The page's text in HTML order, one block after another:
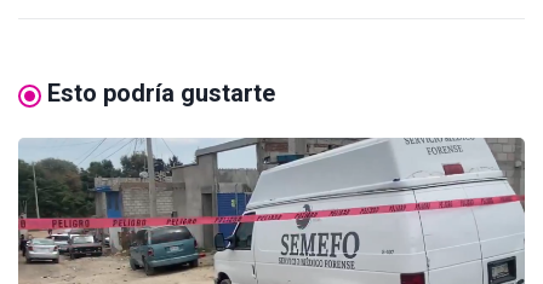
Esto podría gustarte